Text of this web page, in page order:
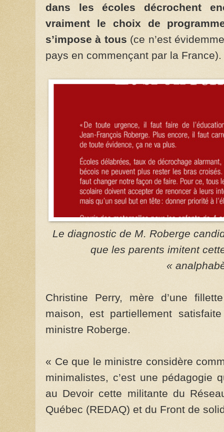
dans les écoles décrochent
vraiment le choix de
s’impose à tous (ce n’est
pays en commençant par la France).
Le diagnostic de M. Roberge
que les parents imitent
«
Christine Perry, mère d’une
maison, est partiellement
ministre Roberge.
« Ce que le ministre considère
minimalistes, c’est une pédagogie
au Devoir cette militante du
Québec (REDAQ) et du Front de